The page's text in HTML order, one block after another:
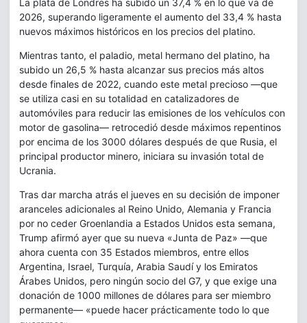
La plata de Londres ha subido un 37,4 % en lo que va de
2026, superando ligeramente el aumento del 33,4 % hasta
nuevos máximos históricos en los precios del platino.
Mientras tanto, el paladio, metal hermano del platino, ha
subido un 26,5 % hasta alcanzar sus precios más altos
desde finales de 2022, cuando este metal precioso —que
se utiliza casi en su totalidad en catalizadores de
automóviles para reducir las emisiones de los vehículos con
motor de gasolina— retrocedió desde máximos repentinos
por encima de los 3000 dólares después de que Rusia, el
principal productor minero, iniciara su invasión total de
Ucrania.
Tras dar marcha atrás el jueves en su decisión de imponer
aranceles adicionales al Reino Unido, Alemania y Francia
por no ceder Groenlandia a Estados Unidos esta semana,
Trump afirmó ayer que su nueva «Junta de Paz» —que
ahora cuenta con 35 Estados miembros, entre ellos
Argentina, Israel, Turquía, Arabia Saudí y los Emiratos
Árabes Unidos, pero ningún socio del G7, y que exige una
donación de 1000 millones de dólares para ser miembro
permanente— «puede hacer prácticamente todo lo que